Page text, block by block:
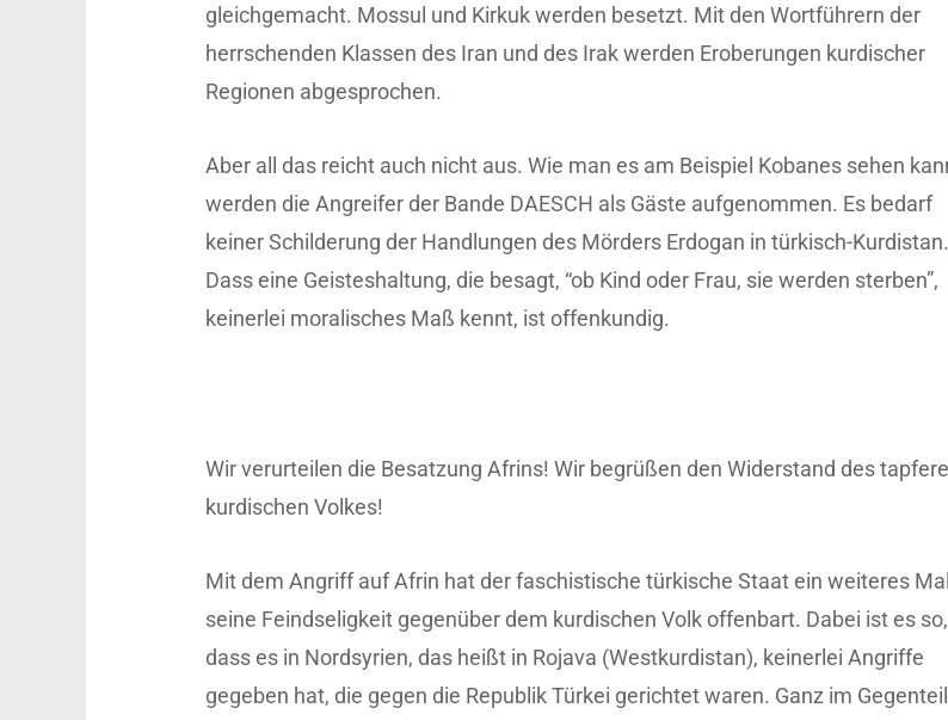
gleichgemacht. Mossul und Kirkuk werden besetzt. Mit den Wortführern der
herrschenden Klassen des Iran und des Irak werden Eroberungen kurdischer
Regionen abgesprochen.
Aber all das reicht auch nicht aus. Wie man es am Beispiel Kobanes sehen
werden die Angreifer der Bande DAESCH als Gäste aufgenommen. Es bedarf
keiner Schilderung der Handlungen des Mörders Erdogan in türkisch-Kurdistan.
Dass eine Geisteshaltung, die besagt, “ob Kind oder Frau, sie werden sterben”,
keinerlei moralisches Maß kennt, ist offenkundig.
Wir verurteilen die Besatzung Afrins! Wir begrüßen den Widerstand des
kurdischen Volkes!
Mit dem Angriff auf Afrin hat der faschistische türkische Staat ein weiteres Mal
seine Feindseligkeit gegenüber dem kurdischen Volk offenbart. Dabei ist es so,
dass es in Nordsyrien, das heißt in Rojava (Westkurdistan), keinerlei Angriffe
gegeben hat, die gegen die Republik Türkei gerichtet waren. Ganz im